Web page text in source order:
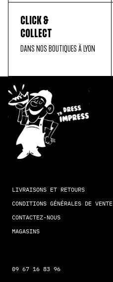
CLICK &
COLLECT
DANS NOS BOUTIQUES À LYON
LIVRAISONS ET RETOURS
CONDITIONS GÉNÉRALES DE VENTE
CONTACTEZ-NOUS
MAGASINS
09 67 16 83 96